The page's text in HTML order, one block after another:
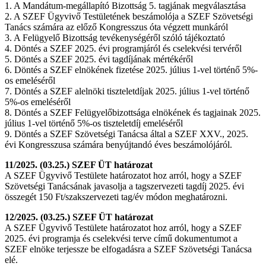
1. A Mandátum-megállapító Bizottság 5. tagjának megválasztása
2. A SZEF Ügyvivő Testületének beszámolója a SZEF Szövetségi
Tanács számára az előző Kongresszus óta végzett munkáról
3. A Felügyelő Bizottság tevékenységéről szóló tájékoztató
4. Döntés a SZEF 2025. évi programjáról és cselekvési tervéről
5. Döntés a SZEF 2025. évi tagdíjának mértékéről
6. Döntés a SZEF elnökének fizetése 2025. július 1-vel történő 5%-
os emeléséről
7. Döntés a SZEF alelnöki tiszteletdíjak 2025. július 1-vel történő
5%-os emeléséről
8. Döntés a SZEF Felügyelőbizottsága elnökének és tagjainak 2025.
július 1-vel történő 5%-os tiszteletdíj emeléséről
9. Döntés a SZEF Szövetségi Tanácsa által a SZEF XXV., 2025.
évi Kongresszusa számára benyújtandó éves beszámolójáról.
11/2025. (03.25.) SZEF ÜT határozat
A SZEF Ügyvivő Testülete határozatot hoz arról, hogy a SZEF
Szövetségi Tanácsának javasolja a tagszervezeti tagdíj 2025. évi
összegét 150 Ft/szakszervezeti tag/év módon meghatározni.
12/2025. (03.25.) SZEF ÜT határozat
A SZEF Ügyvivő Testülete határozatot hoz arról, hogy a SZEF
2025. évi programja és cselekvési terve című dokumentumot a
SZEF elnöke terjessze be elfogadásra a SZEF Szövetségi Tanácsa
elé.